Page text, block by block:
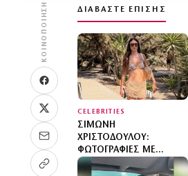
ΚΟΙΝΟΠΟΊΗΣΗ ΔΙΑΒΆΣΤΕ ΕΠΊΣΗΣ
CELEBRITIES
ΣΙΜΏΝΗ
ΧΡΙΣΤΟΔΟΎΛΟΥ:
ΦΩΤΟΓΡΑΦΊΕΣ ΜΕ
ΜΠΙΚΊΝΙ ΣΤΗΝ ΊΜΠΙΖΑ –